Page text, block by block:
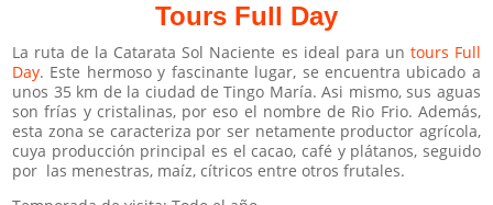
Tours Full Day
La ruta de la Catarata Sol Naciente es ideal para un tours Full
Day. Este hermoso y fascinante lugar, se encuentra ubicado a
unos 35 km de la ciudad de Tingo María. Asi mismo, sus aguas
son frías y cristalinas, por eso el nombre de Rio Frio. Además,
esta zona se caracteriza por ser netamente productor agrícola,
cuya producción principal es el cacao, café y plátanos, seguido
por las menestras, maíz, cítricos entre otros frutales.